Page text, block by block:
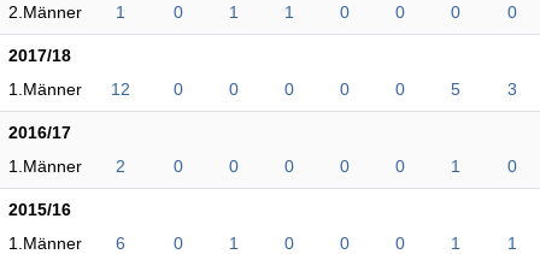
2.Männer 1 0 1 1 0 0 0 0
2017/18
1.Männer
12 0 0 0 0 0 5 3
2016/17
1.Männer
2 0 0 0 0 0 1 0
2015/16
1.Männer
6 0 1 0 0 0 1 1